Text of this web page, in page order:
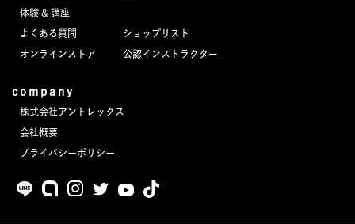
体験 & 講座
よくある質問
オンラインストア
ショップリスト
公認インストラクター
company
株式会社アントレックス
会社概要
プライバシーポリシー